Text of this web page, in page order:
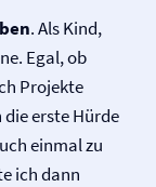
. Als Kind,
Egal, ob
Projekte
erste Hürde
einmal zu
ich dann